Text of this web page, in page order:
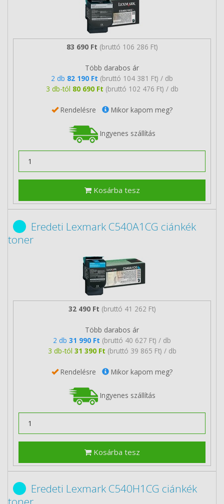
83 690 Ft (bruttó 106 286 Ft)
Több darabos ár
2 db 82 190 Ft (bruttó 104 381 Ft) / db
3 db-tól 80 690 Ft (bruttó 102 476 Ft) / db
Rendelésre Mikor kapom meg?
Ingyenes szállítás
Kosárba tesz
Eredeti Lexmark C540A1CG ciánkék
toner
32 490 Ft (bruttó 41 262 Ft)
Több darabos ár
2 db 31 990 Ft (bruttó 40 627 Ft) / db
3 db-tól 31 390 Ft (bruttó 39 865 Ft) / db
Rendelésre Mikor kapom meg?
Ingyenes szállítás
Kosárba tesz
Eredeti Lexmark C540H1CG ciánkék